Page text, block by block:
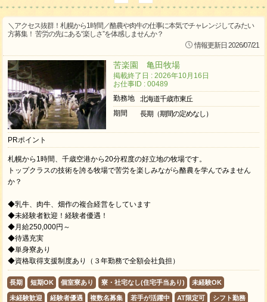
＼アクセス抜群！札幌から1時間／酪農や肉牛の仕事に本気でチャレンジしてみたい
方募集！ 苦労の先にある“楽しさ”を体感しませんか？
情報更新日 2026/07/21
苦楽園 亀田牧場
掲載終了日 : 2026年10月16日
お仕事ID : 00489
勤務地
北海道千歳市東丘
期間
長期（期間の定めなし）
PRポイント
札幌から1時間、千歳空港から20分程度の好立地の牧場です。
トップクラスの技術を誇る牧場で苦労を楽しみながら酪農を学んでみません
か？
◆乳牛、肉牛、畑作の複合経営をしています
◆未経験者歓迎！経験者優遇！
◆月給250,000円～
◆待遇充実
◆単身寮あり
◆資格取得支援制度あり（３年勤務で全額会社負担）
長期 短期OK 個室寮あり 寮・社宅なし(住宅手当あり) 未経験OK
未経験歓迎 経験者優遇 複数名募集 若手が活躍中 AT限定可 シフト勤務